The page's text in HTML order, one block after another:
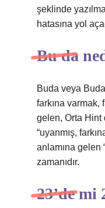
şeklinde
hatasına yol
Bu da
Buda veya
farkına varmak,
gelen, Orta
“uyanmış,
anlamına gelen
zamanıdır.
23’de mi